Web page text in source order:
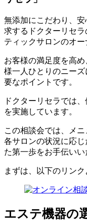
無添加にこだわり、
求するドクターリセ
ティックサロンのオー
お客様の満足度を高
様一人ひとりのニーズ
要なポイントです。
ドクターリセラでは、
を実施しています。
この相談会では、メ
各サロンの状況に応
た第一歩をお手伝いい
まずは、以下のリン
エステ機器の